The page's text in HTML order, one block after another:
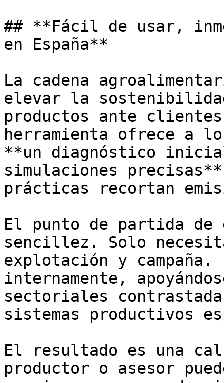
## **Fácil de usar,
en España**
La cadena
elevar la
productos ante
herramienta ofrece a
**un diagnóstico
simulaciones
prácticas recortan
El punto de partida de
sencillez. Solo
explotación y
internamente,
sectoriales
sistemas productivos
El resultado es una
productor o asesor